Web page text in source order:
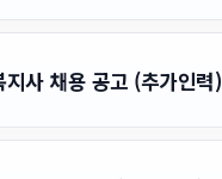
사 채용 공고 (추가인력)